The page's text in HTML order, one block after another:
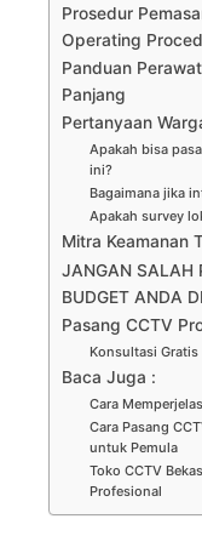
Prosedur
Operating
Panduan
Panjang
Pertanyaan
Apakah bisa
ini?
Bagaimana jika
Apakah survey
Mitra Keamanan
JANGAN SALAH
BUDGET ANDA
Pasang CCTV
Konsultasi Gratis
Baca Juga :
Cara
Cara Pasang
untuk Pemula
Toko CCTV
Profesional